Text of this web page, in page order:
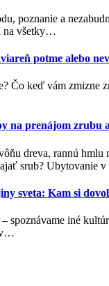
poznanie a
na všetky…
potme alebo
Čo keď vám zmizne
na prenájom zrubu
dreva, rannú
srub? Ubytovanie v
sveta: Kam si
– spoznávame iné
…